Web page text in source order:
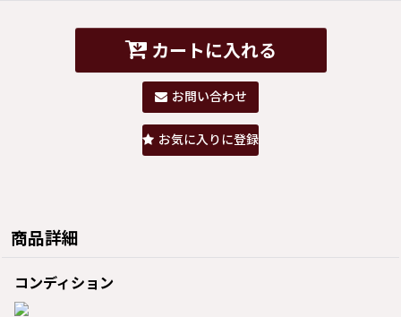
カートに入れる
お問い合わせ
お気に入りに登録
商品詳細
コンディション